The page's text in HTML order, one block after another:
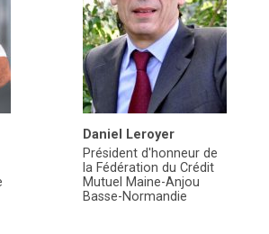
Daniel Leroyer
Président d'honneur de
la Fédération du Crédit
Mutuel Maine-Anjou
Basse-Normandie